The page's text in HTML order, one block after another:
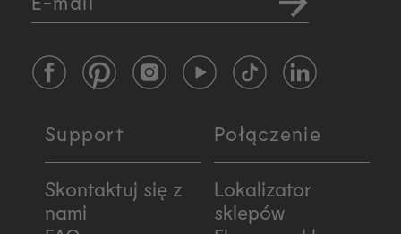
FacebookPinterestInstagramYouTubeTikTokLinkedIn
Support
Skontaktuj się z
nami
Połączenie
Lokalizator
sklepów